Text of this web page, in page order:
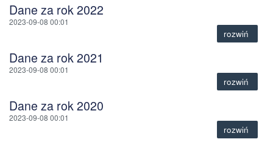
Dane za rok 2022
2023-09-08 00:01
rozwiń
Dane za rok 2021
2023-09-08 00:01
rozwiń
Dane za rok 2020
2023-09-08 00:01
rozwiń